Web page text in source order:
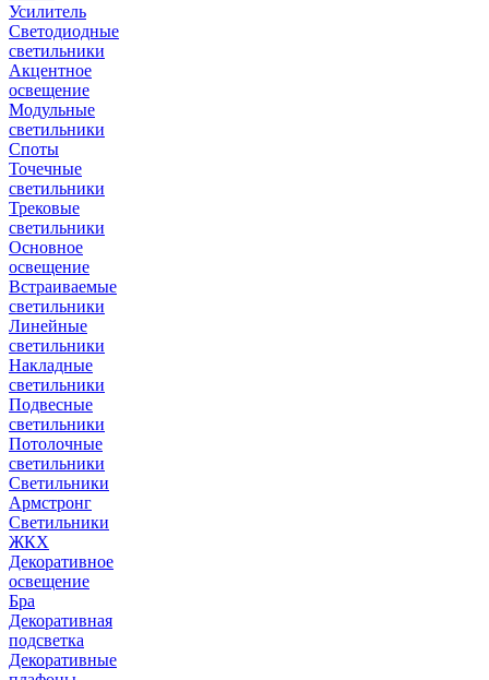
Усилитель
Светодиодные
светильники
Акцентное
освещение
Модульные
светильники
Споты
Точечные
светильники
Трековые
светильники
Основное
освещение
Встраиваемые
светильники
Линейные
светильники
Накладные
светильники
Подвесные
светильники
Потолочные
светильники
Светильники
Армстронг
Светильники
ЖКХ
Декоративное
освещение
Бра
Декоративная
подсветка
Декоративные